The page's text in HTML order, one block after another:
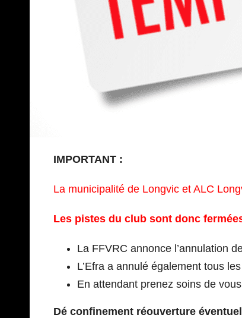
IMPORTANT :
La municipalité de Longvic et ALC
Les pistes du club sont donc
La FFVRC annonce l’annulation
L’Efra a annulé également tous
En attendant prenez soins de
Dé confinement réouverture